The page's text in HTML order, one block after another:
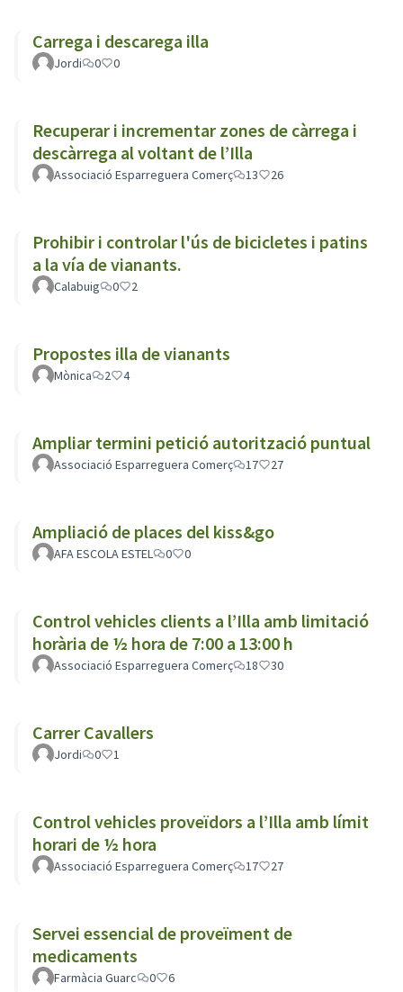
Carrega i descarega illa
Jordi 0 0
Recuperar i incrementar zones de càrrega i
descàrrega al voltant de l’Illa
Associació Esparreguera Comerç 13 26
Prohibir i controlar l'ús de bicicletes i patins
a la vía de vianants.
Calabuig 0 2
Propostes illa de vianants
Mònica 2 4
Ampliar termini petició autorització puntual
Associació Esparreguera Comerç 17 27
Ampliació de places del kiss&go
AFA ESCOLA ESTEL 0 0
Control vehicles clients a l’Illa amb limitació
horària de ½ hora de 7:00 a 13:00 h
Associació Esparreguera Comerç 18 30
Carrer Cavallers
Jordi 0 1
Control vehicles proveïdors a l’Illa amb límit
horari de ½ hora
Associació Esparreguera Comerç 17 27
Servei essencial de proveïment de
medicaments
Farmàcia Guarc 0 6